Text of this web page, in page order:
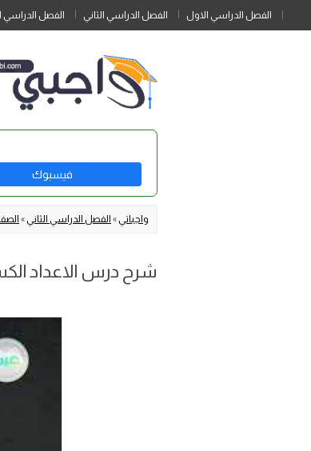
الفصل الدراسي الاول الفصل الدراسي الثاني الفصل الدراسي
فيسبوك
واجباتي » الفصل الدراسي الثاني »
شرح درس الاعداد